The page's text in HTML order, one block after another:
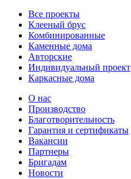
Все проекты
Клееный брус
Комбинированные
Каменные дома
Авторские
Индивидуальный проект
Каркасные дома
О нас
Производство
Благотворительность
Гарантия и сертификаты
Вакансии
Партнеры
Бригадам
Новости